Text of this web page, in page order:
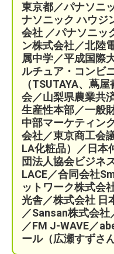
東京都／パナソニ
ナソニック ハウジ
会社 ／パナソニッ
ン株式会社／北陸
属中学／平成国際
ルチュア・コンビ
（TSUTAYA、蔦
会／山梨県農業共
生産性本部／一般
中部マーケティン
会社／東京商工会
LA化粧品） ／日本
団法人協会ビジネ
LACE／合同会社
ットワーク株式会
光舎／株式会社 日
／Sansan株式会
／FM J-WAVE／
ール（広瀬すずさ